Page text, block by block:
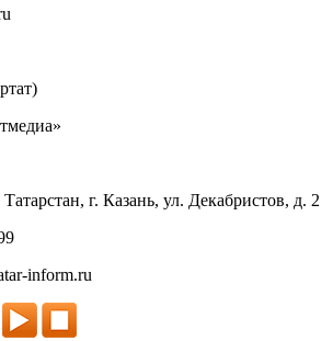
г. Казань, ул. Декабристов, д. 2
inform.ru